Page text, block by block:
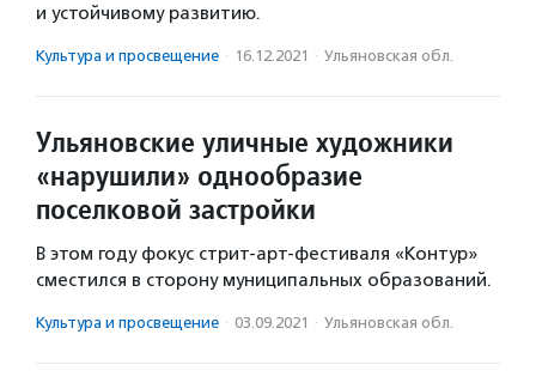
и устойчивому развитию.
Культура и просвещение · 16.12.2021 · Ульяновская обл.
Ульяновские уличные художники
«нарушили» однообразие
поселковой застройки
В этом году фокус стрит-арт-фестиваля «Контур»
сместился в сторону муниципальных образований.
Культура и просвещение · 03.09.2021 · Ульяновская обл.